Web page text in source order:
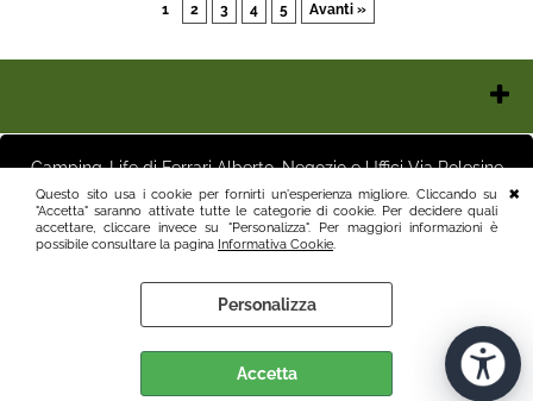
Questo sito usa i cookie per fornirti un'esperienza migliore. Cliccando su
"Accetta" saranno attivate tutte le categorie di cookie. Per decidere quali
accettare, cliccare invece su "Personalizza". Per maggiori informazioni è
possibile consultare la pagina Informativa Cookie.
Personalizza
Accetta
1
2 3 4 5 Avanti »
Spedizioni
Recesso e Condizioni
Camping-Life di Ferrari Alberto, Negozio e Uffici Via Polesine
16 25125 Brescia (BS) Magazzino Via Friuli 3 25125 Brescia (BS)
Italia P.I.03411250982 info@camping-life.it tel.3887818400
Informativa Cookie Preferenze cookie